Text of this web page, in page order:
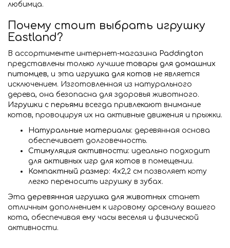
любимца.
Почему стоит выбрать игрушку
Eastland?
В ассортименте интернет-магазина Paddington
представлены только лучшие товары для домашних
питомцев, и эта игрушка для котов не является
исключением. Изготовленная из натурального
дерева, она безопасна для здоровья животного.
Игрушки с перьями всегда привлекают внимание
котов, провоцируя их на активные движения и прыжки.
Натуральные материалы: деревянная основа
обеспечивает долговечность.
Стимуляция активности: идеально подходит
для активных игр для котов в помещении.
Компактный размер: 4х2,2 см позволяет коту
легко переносить игрушку в зубах.
Эта деревянная игрушка для животных станет
отличным дополнением к игровому арсеналу вашего
кота, обеспечивая ему часы веселья и физической
активности.